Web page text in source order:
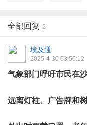
全部回复 2
埃及通
2025-4-30 03:50:12
气象部门呼吁市民在
远离灯柱、广告牌和树